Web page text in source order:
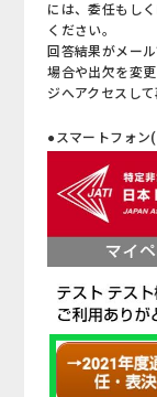
には、委任もし
ください。
回答結果がメー
場合や出欠を変
ジへアクセスし
●スマートフォン